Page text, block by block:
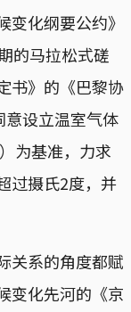
化纲要公约》
的马拉松式磋
书》的《巴黎协
设立温室气体
为基准，力求
过摄氏2度，并
关系的角度都赋
变化先河的《京